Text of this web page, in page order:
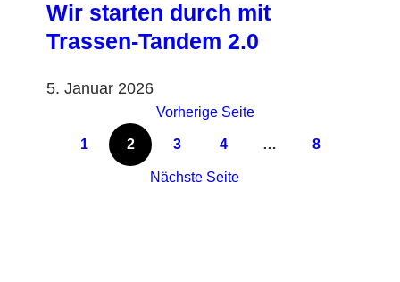
Wir starten durch mit
Trassen-Tandem 2.0
5. Januar 2026
Vorherige Seite
1 2 3 4 … 8
Nächste Seite